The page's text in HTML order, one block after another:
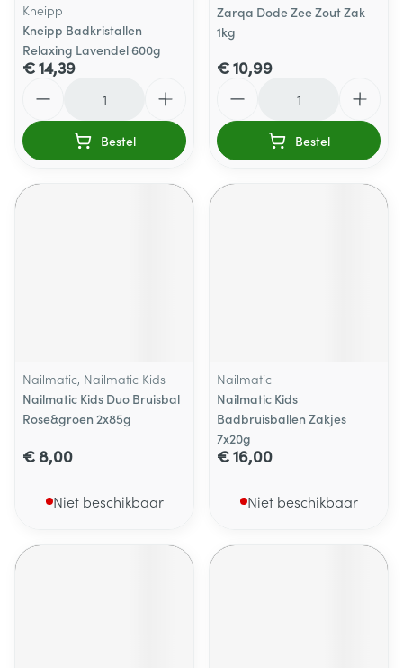
Kneipp
Kneipp Badkristallen
Relaxing Lavendel 600g
€ 14,39
Bestel
Zarqa Dode Zee Zout Zak
1kg
€ 10,99
Bestel
Nailmatic, Nailmatic Kids
Nailmatic Kids Duo Bruisbal
Rose&groen 2x85g
€ 8,00
Niet beschikbaar
Nailmatic
Nailmatic Kids
Badbruisballen Zakjes
7x20g
€ 16,00
Niet beschikbaar